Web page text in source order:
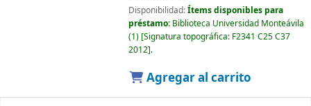
Disponibilidad:Ítems disponibles para
préstamo: Biblioteca Universidad Monteávila
(1) Signatura topográfica: F2341 C25 C37
2012 .
Agregar al carrito